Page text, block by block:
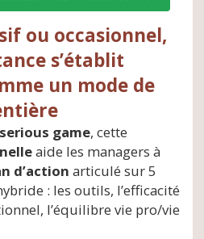
ou occasionnel,
s’établit
un mode de
serious game, cette
aide les managers à
d’action articulé sur 5
: les outils, l’efficacité
l’équilibre vie pro/vie